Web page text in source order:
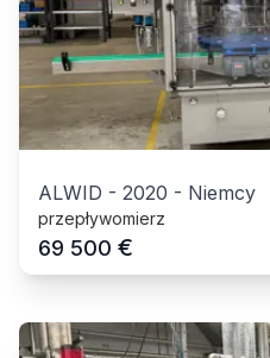
ALWID - 2020 - Niemcy
przepływomierz
69 500 €